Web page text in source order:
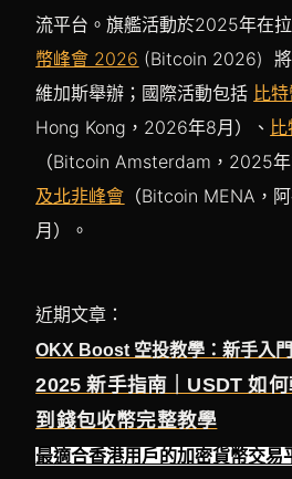
流平台。旗艦活動於2025年在
幣峰會 2026 (Bitcoin 2026)
維加斯舉辦；國際活動包括 比
Hong Kong，2026年8月）、
（Bitcoin Amsterdam，2025年
及北非峰會 （Bitcoin MENA，
月）。
近期文章：
OKX Boost 空投教學：新手入
2025 新手指南｜USDT 如
到錢包收幣完整教學
最適合香港用戶的加密貨幣交易